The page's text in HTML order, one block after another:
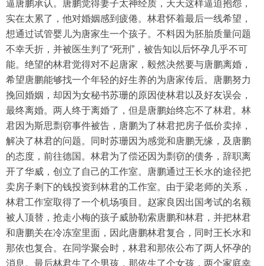
逼唐鹏承认。唐鹏觉得妻子太神经质，天天这样逼迫抱怨，
实在太累了，他对婚姻感到疲倦。林君怀着最后一线希望，
想通过试管婴儿为唐家生一个孩子。不料因为胚胎质量问题
不幸夭折，并被医生判了“死刑”，被告知以后怀孕几乎不可
能。绝望的林君觉得对不起唐家，毅然决然要与唐鹏离婚，
希望唐鹏能够找一个年轻的好生养的为唐家传后。唐鹏努力
挽回婚姻，却因为女秘书苏珊的原因使林君以及好友误会，
最终离婚。两人终于离婚了，但是唐鹏始终忘不了林君。林
君因为斯思剽窃事件被告，唐鹏为了林君把房子低价卖掉，
解决了林君的问题。同时苏珊因为感觉和唐鹏无缘，及唐鹏
的态度，前往德国。林君为了偿还因为剽窃的债务，辞职离
开了华威，创立了自己的工作室。唐鹏通过王长水的途径把
卖房子剩下的钱投资到林君的工作室。由于梁老师的关系，
林君工作室取得了一个机场项目。赵家良因出国考试的名额
被人顶替，抢走小梅的孩子威胁勒索唐鹏和林君，并把林君
和唐鹏关在冷冻室里面，因此唐鹏林君复合，同时王长水和
那依也复合。在同学聚会时，林君和那依公布了两人怀孕的
消息。最后林君生了个男孩，那依生了个女孩，两个家庭幸